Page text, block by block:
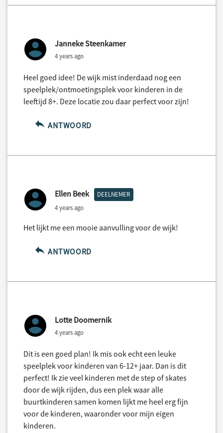
Janneke Steenkamer
4 years ago
Heel goed idee! De wijk mist inderdaad nog een
speelplek/ontmoetingsplek voor kinderen in de
leeftijd 8+. Deze locatie zou daar perfect voor zijn!
ANTWOORD
Ellen Beek DEELNEMER
4 years ago
Het lijkt me een mooie aanvulling voor de wijk!
ANTWOORD
Lotte Doomernik
4 years ago
Dit is een goed plan! Ik mis ook echt een leuke
speelplek voor kinderen van 6-12+ jaar. Dan is dit
perfect! Ik zie veel kinderen met de step of skates
door de wijk rijden, dus een plek waar alle
buurtkinderen samen komen lijkt me heel erg fijn
voor de kinderen, waaronder voor mijn eigen
kinderen.